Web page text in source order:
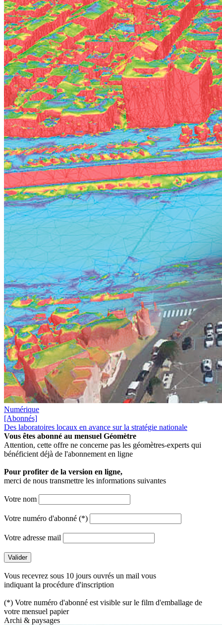
Numérique
[Abonnés]
Des laboratoires locaux en avance sur la stratégie nationale
Vous êtes abonné au mensuel Géomètre
Attention, cette offre ne concerne pas les géomètres-experts qui
bénéficient déjà de l'abonnement en ligne
Pour profiter de la version en ligne,
merci de nous transmettre les informations suivantes
Votre nom
Votre numéro d'abonné (*)
Votre adresse mail
Vous recevrez sous 10 jours ouvrés un mail vous
indiquant la procédure d'inscription
(*) Votre numéro d'abonné est visible sur le film d'emballage de
votre mensuel papier
Archi & paysages